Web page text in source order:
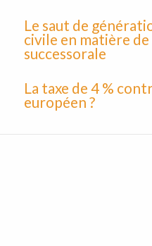
Le saut de
civile en matière
successorale
La taxe de 4 %
européen ?